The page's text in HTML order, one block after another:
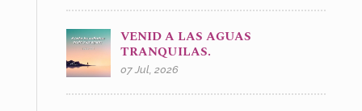
VENID A LAS AGUAS
TRANQUILAS.
07 Jul, 2026